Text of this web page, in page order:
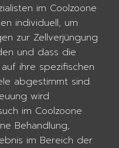
im Coolzoone
individuell, um
zur Zellverjüngung
und dass die
ihre spezifischen
abgestimmt sind.
wird
im Coolzoone
Behandlung,
im Bereich der